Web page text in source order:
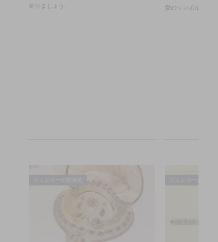
辿りましょう。
愛のシンボルを巡
ジュエリーの芸術史 ジュエリーの芸術